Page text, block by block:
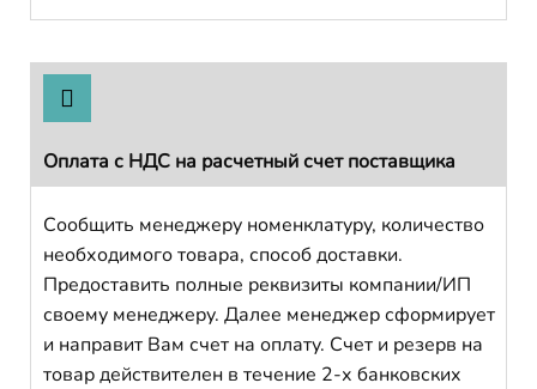
Оплата с НДС на расчетный счет поставщика
Сообщить менеджеру номенклатуру, количество
необходимого товара, способ доставки.
Предоставить полные реквизиты компании/ИП
своему менеджеру. Далее менеджер сформирует
и направит Вам счет на оплату. Счет и резерв на
товар действителен в течение 2-х банковских